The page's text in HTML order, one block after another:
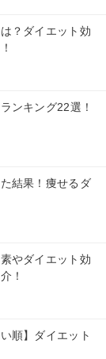
？ダイエット効
ンキング22選！
結果！痩せるダ
やダイエット効
！
順】ダイエット